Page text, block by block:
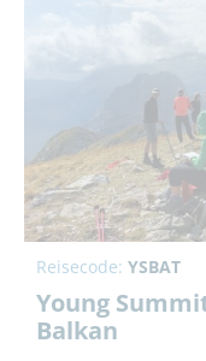
Reisecode: YSBAT
Young
Balkan